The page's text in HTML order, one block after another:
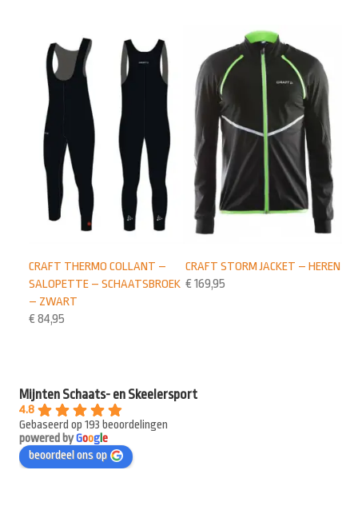
CRAFT STORM JACKET – HEREN
€ 169,95
CRAFT THERMO COLLANT –
SALOPETTE – SCHAATSBROEK
– ZWART
€ 84,95
Mijnten Schaats- en Skeelersport
4.8
Gebaseerd op 193 beoordelingen
powered byGooge
beoordeel ons op